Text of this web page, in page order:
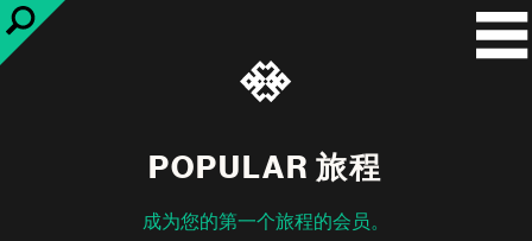
POPULAR 旅程
成为您的第一个旅程的会员。